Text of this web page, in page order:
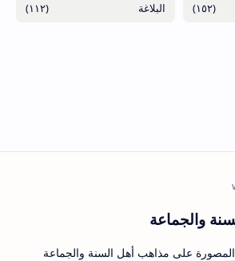
(١٥٢) (١١٢)
والجماعة
المصورة على مذاهب أهل السنة والجماعة